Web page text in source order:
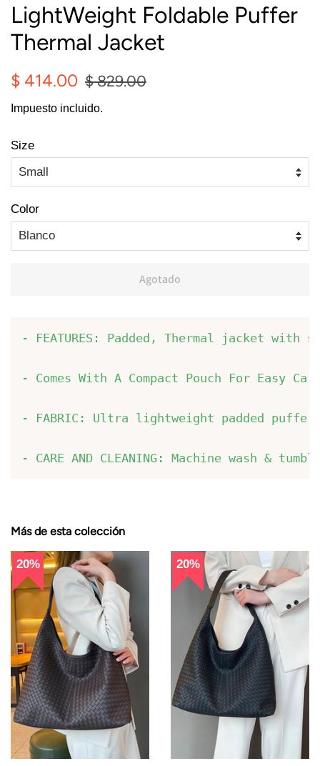
LightWeight Foldable Puffer
Thermal Jacket
Precio
$ 414.00 Precio
oferta
$ 829.00
Impuesto incluido.
Size
Color
Agotado
- FEATURES: Padded, Thermal jacket
- Comes With A Compact Pouch For Easy
- FABRIC: Ultra lightweight padded
- CARE AND CLEANING: Machine wash &
Más de esta colección
20% 20%